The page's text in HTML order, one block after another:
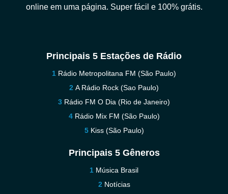
online em uma página. Super fácil e 100% grátis.
Principais 5 Estações de Rádio
Rádio Metropolitana FM (São Paulo)
A Rádio Rock (Sao Paulo)
Rádio FM O Dia (Rio de Janeiro)
Rádio Mix FM (São Paulo)
Kiss (São Paulo)
Principais 5 Gêneros
Música Brasil
Notícias